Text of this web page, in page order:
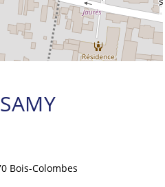
Bois-Colombes